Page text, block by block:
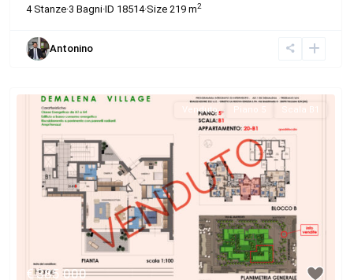
4Stanze·3 Bagni·ID 18514·Size 219 m2
Antonino
€ 385.000
Venduto Piano 5 Scala B1